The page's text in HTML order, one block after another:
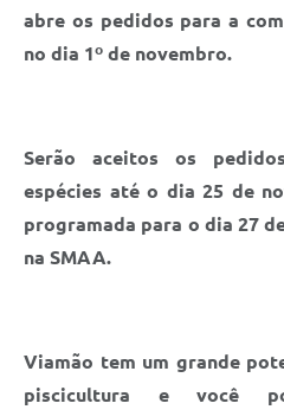
abre os pedidos para a
no dia 1º de novembro.
Serão aceitos os
espécies até o dia 25 de
programada para o dia 27
na SMAA.
Viamão tem um grande
piscicultura e você